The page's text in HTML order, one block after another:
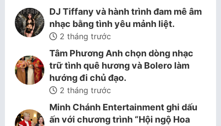
DJ Tiffany và hành trình đam mê âm
nhạc bằng tình yêu mảnh liệt.
2 tháng trước
Tâm Phương Anh chọn dòng nhạc
trữ tình quê hương và Bolero làm
hướng đi chủ đạo.
2 tháng trước
Minh Chánh Entertainment ghi dấu
ấn với chương trình “Hội ngộ Hoa